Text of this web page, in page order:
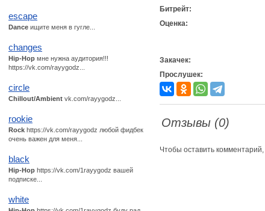
escape
Dance ищите меня в гугле...
changes
Hip-Hop мне нужна аудитория!!!
https://vk.com/rayygodz...
circle
Chillout/Ambient vk.com/rayygodz...
rookie
Rock https://vk.com/rayygodz любой фидбек
очень важен для меня...
black
Hip-Hop https://vk.com/1rayygodz вашей
подписке...
white
Битрейт:
Оценка:
Закачек:
Прослушек:
Отзывы (0)
Чтобы оставить комментарий,